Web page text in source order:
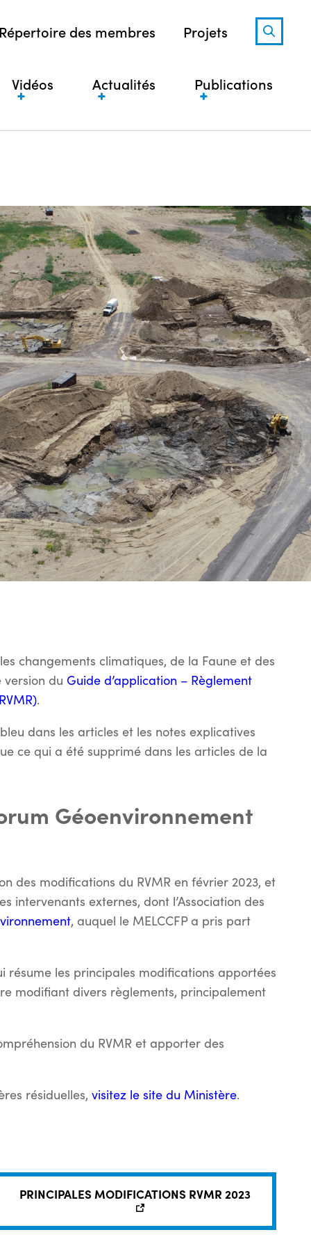
des membres Projets
Vidéos Actualités Publications
changements climatiques, de la Faune et des
version du Guide d’application – Règlement
.
dans les articles et les notes explicatives
ce qui a été supprimé dans les articles de la
Géoenvironnement
des modifications du RVMR en février 2023, et
intervenants externes, dont l’Association des
, auquel le MELCCFP a pris part
résume les principales modifications apportées
modifiant divers règlements, principalement
du RVMR et apporter des
résiduelles, visitez le site du Ministère.
PRINCIPALES MODIFICATIONS RVMR 2023